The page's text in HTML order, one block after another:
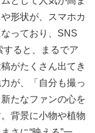
形状が、スマホカ
っており、SNS
ると、まるでア
がたくさん出てき
が、「自分も撮っ
たなファンの心を
背景に小物や植物